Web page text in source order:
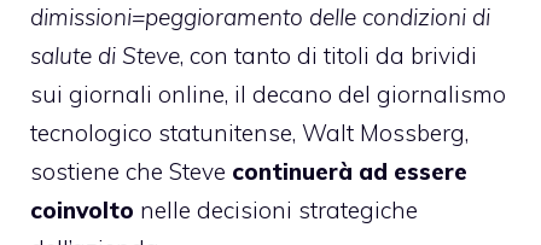
dimissioni=peggioramento delle condizioni di
salute di Steve, con tanto di titoli da brividi
sui giornali online, il decano del giornalismo
tecnologico statunitense, Walt Mossberg,
sostiene che Steve continuerà ad essere
coinvolto nelle decisioni strategiche